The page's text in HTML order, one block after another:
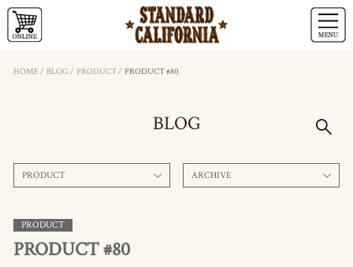
HOME/ BLOG / PRODUCT/ PRODUCT #80
BLOG
PRODUCT ARCHIVE
PRODUCT
PRODUCT #80